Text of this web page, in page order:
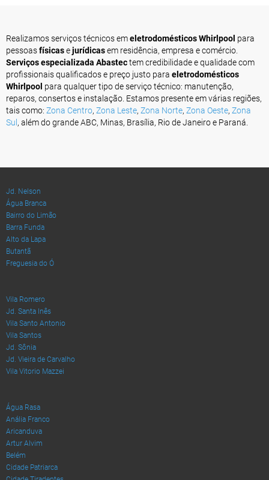
Realizamos serviços técnicos emeletrodomésticos Whirlpool para
pessoasfísicasejurídicasem residência, empresa e comércio.
Serviços especializada Abastectem credibilidade e qualidade com
profissionais qualificados e preço justo para eletrodomésticos
Whirlpool para qualquer tipo de serviço técnico: manutenção,
reparos, consertos e instalação. Estamos presente em várias regiões,
tais como: Zona Centro, Zona Leste, Zona Norte, Zona Oeste, Zona
Sul , além do grande ABC, Minas, Brasília, Rio de Janeiro e Paraná.
Jd. Nelson
Água Branca
Bairro do Limão
Barra Funda
Alto da Lapa
Butantã
Freguesia do Ó
Vila Romero
Jd. Santa Inês
Vila Santo Antonio
Vila Santos
Jd. Sônia
Jd. Vieira de Carvalho
Vila Vitorio Mazzei
Água Rasa
Anália Franco
Aricanduva
Artur Alvim
Belém
Cidade Patriarca